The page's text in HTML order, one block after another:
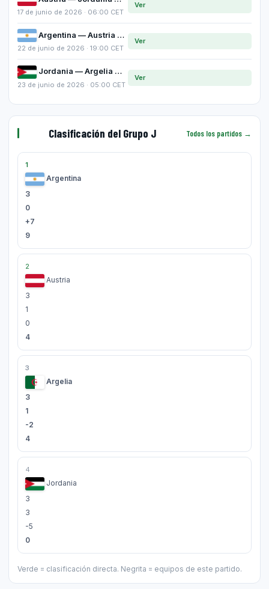
17 de junio de 2026 · 06:00 CET
Ver
Argentina — Austria
22 de junio de 2026 · 19:00 CET
Ver
Jordania — Argelia
23 de junio de 2026 · 05:00 CET
Ver
Clasificación del Grupo J Todos los partidos →
1
Argentina
3
0
+7
9
2
Austria
3
1
0
4
3
Argelia
3
1
-2
4
4
Jordania
3
3
-5
0
Verde = clasificación directa. Negrita = equipos de este partido.